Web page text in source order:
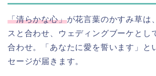
「清らかな心」が花言葉のかすみ草は
スと合わせ、ウェディングブーケとし
合わせ。「あなたに愛を誓います」と
セージが届きます。